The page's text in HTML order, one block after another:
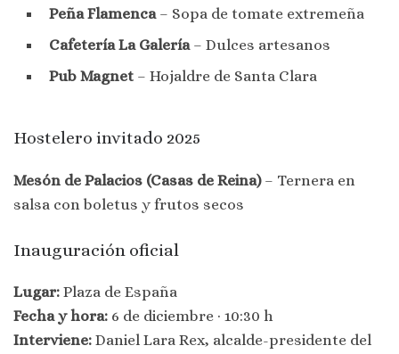
Peña Flamenca – Sopa de tomate extremeña
Cafetería La Galería – Dulces artesanos
Pub Magnet – Hojaldre de Santa Clara
Hostelero invitado 2025
Mesón de Palacios (Casas de Reina)– Ternera en
salsa con boletus y frutos secos
Inauguración oficial
Lugar: Plaza de España
Fecha y hora: 6 de diciembre · 10:30 h
Interviene: Daniel Lara Rex, alcalde-presidente del